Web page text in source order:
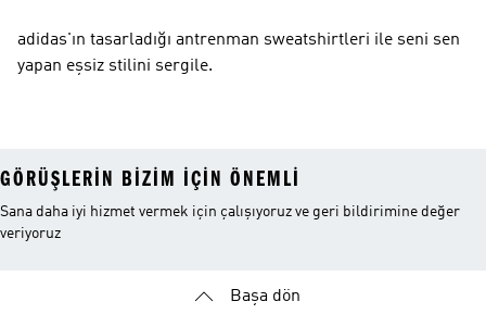
adidas'ın tasarladığı antrenman sweatshirtleri ile seni sen
yapan eşsiz stilini sergile.
GÖRÜŞLERIN BIZIM IÇIN ÖNEMLI
Sana daha iyi hizmet vermek için çalışıyoruz ve geri bildirimine değer
veriyoruz
Başa dön